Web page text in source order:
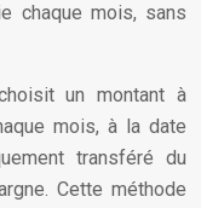
chaque mois, sans
un montant à
mois, à la date
transféré du
Cette méthode